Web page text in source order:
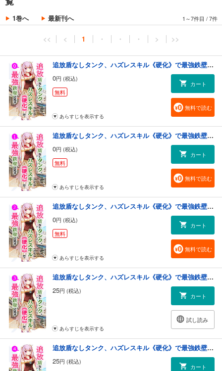
1巻へ 最新刊へ 1～7件目 /7件
<< < 1 ・ ・ ・ > >>
追放盾なしタンク、ハズレスキル《硬化》で最強鉄壁と化す【単話】(0)
0円 (税込)
無料
カート
無料で読む
あらすじを表示する
追放盾なしタンク、ハズレスキル《硬化》で最強鉄壁と化す【単話】(1)
0円 (税込)
無料
カート
無料で読む
あらすじを表示する
追放盾なしタンク、ハズレスキル《硬化》で最強鉄壁と化す【単話】(2)
0円 (税込)
無料
カート
無料で読む
あらすじを表示する
追放盾なしタンク、ハズレスキル《硬化》で最強鉄壁と化す【単話】(3)
25円 (税込)
カート
試し読み
あらすじを表示する
追放盾なしタンク、ハズレスキル《硬化》で最強鉄壁と化す【単話】(4)
25円 (税込)
カート